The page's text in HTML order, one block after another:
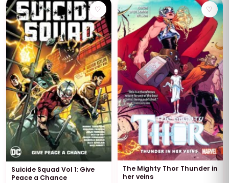
♡
Suicide Squad Vol 1: Give
Peace a Chance
♡
The Mighty Thor Thunder in
her veins